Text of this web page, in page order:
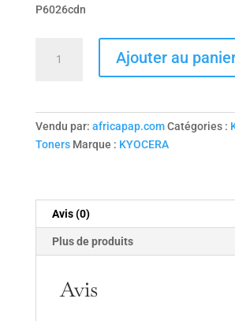
P6026cdn
Ajouter au
Vendu par: africapap.com Catégories :
Toners Marque : KYOCERA
Avis (0)
Plus de produits
Avis